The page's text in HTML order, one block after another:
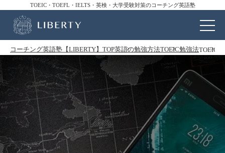
TOEIC・TOEFL・IELTS・英検・大学受験対策のコーチング英語塾
コーチング英語塾【LIBERTY】TOP英語の勉強方法TOEIC勉強法TOEIC